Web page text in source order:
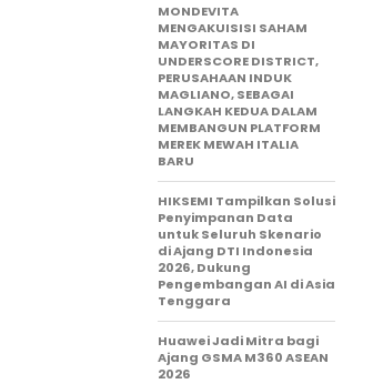
MONDEVITA
MENGAKUISISI SAHAM
MAYORITAS DI
UNDERSCORE DISTRICT,
PERUSAHAAN INDUK
MAGLIANO, SEBAGAI
LANGKAH KEDUA DALAM
MEMBANGUN PLATFORM
MEREK MEWAH ITALIA
BARU
HIKSEMI Tampilkan Solusi
Penyimpanan Data
untuk Seluruh Skenario
di Ajang DTI Indonesia
2026, Dukung
Pengembangan AI di Asia
Tenggara
Huawei Jadi Mitra bagi
Ajang GSMA M360 ASEAN
2026